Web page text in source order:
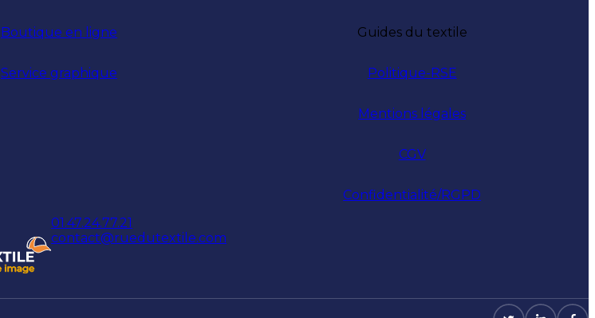
Boutique en ligne
Service graphique
Guides du textile
Politique-RSE
Mentions légales
CGV
Confidentialité/RGPD
01.47.24.77.21
contact@ruedutextile.com